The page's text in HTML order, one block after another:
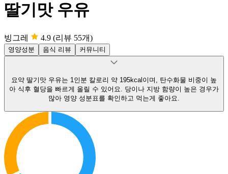
딸기맛 우유
빙그레 4.9 (리뷰 55개)
영양성분 음식 리뷰 커뮤니티
요약 딸기맛 우유는 1인분 칼로리 약 195kcal이며, 탄수화물 비중이 높
아 식후 혈당을 빠르게 올릴 수 있어요. 당이나 지방 함량이 높은 경우가
많아 영양 성분표를 확인하고 먹는게 좋아요.